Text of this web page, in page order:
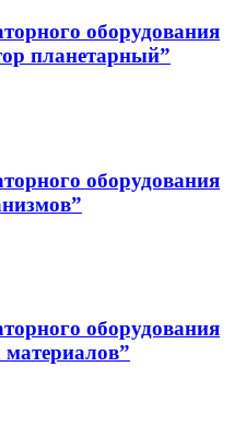
оборудования
планетарный”
оборудования
оборудования
материалов”